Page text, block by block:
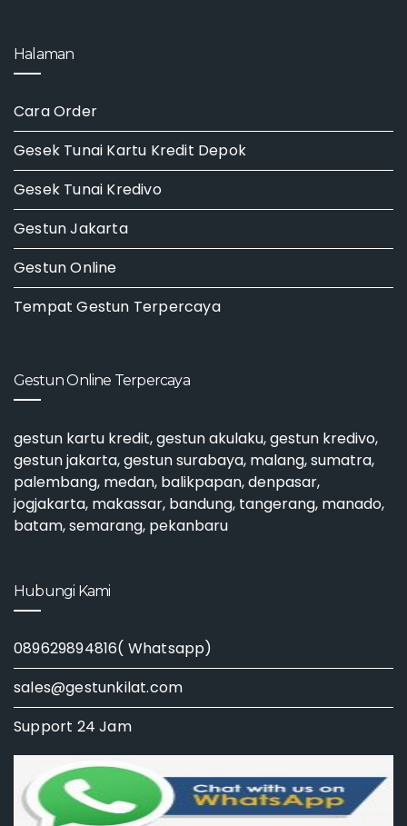
Halaman
Cara Order
Gesek Tunai Kartu Kredit Depok
Gesek Tunai Kredivo
Gestun Jakarta
Gestun Online
Tempat Gestun Terpercaya
Gestun Online Terpercaya
gestun kartu kredit,gestun akulaku,gestun kredivo,
gestun jakarta,gestun surabaya, malang, sumatra,
palembang, medan, balikpapan, denpasar,
jogjakarta, makassar, bandung, tangerang, manado,
batam, semarang, pekanbaru
Hubungi Kami
089629894816( Whatsapp)
sales@gestunkilat.com
Support 24 Jam